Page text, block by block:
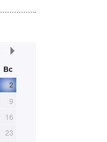
Вс
2
9
16
23